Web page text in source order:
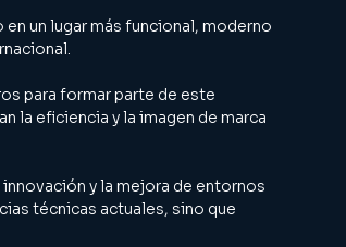
un lugar más funcional, moderno
para formar parte de este
la eficiencia y la imagen de marca
y la mejora de entornos
técnicas actuales, sino que